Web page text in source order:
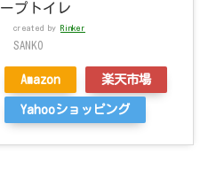
ープトイレ
created by Rinker
SANKO
Amazon 楽天市場
Yahooショッピング